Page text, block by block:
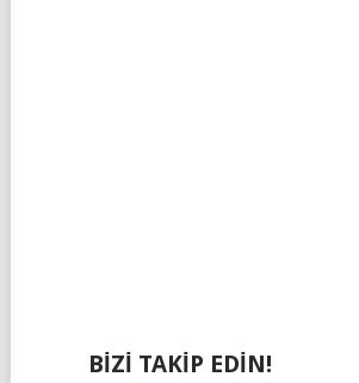
BIZI TAKIP EDIN!